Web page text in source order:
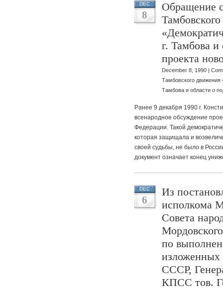
DEC
8
Обращение
г. Тамбова и
проекта
December 8, 1990 |
Тамбовского движения
Тамбова и области о
Ранее 9 декабря 1990 г.
всенародное обсуждение
Федерации. Такой
которая защищала и
своей судьбы, не было в
документ означает конец
DEC
6
Из
исполкома
Совета
по
изложенных
СССР,
КПСС тов.